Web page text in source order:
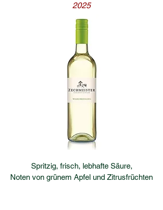
2025
Spritzig, frisch, lebhafte Säure,
Noten von grünem Apfel und Zitrusfrüchten